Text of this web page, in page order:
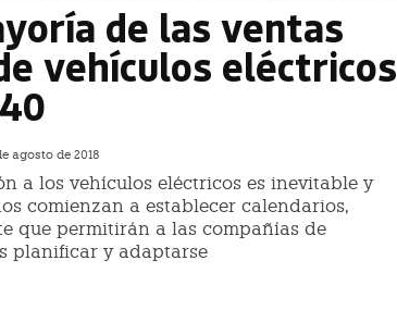
de las ventas
vehículos eléctricos
agosto de 2018
a los vehículos eléctricos es inevitable y
comienzan a establecer calendarios,
que permitirán a las compañías de
planificar y adaptarse